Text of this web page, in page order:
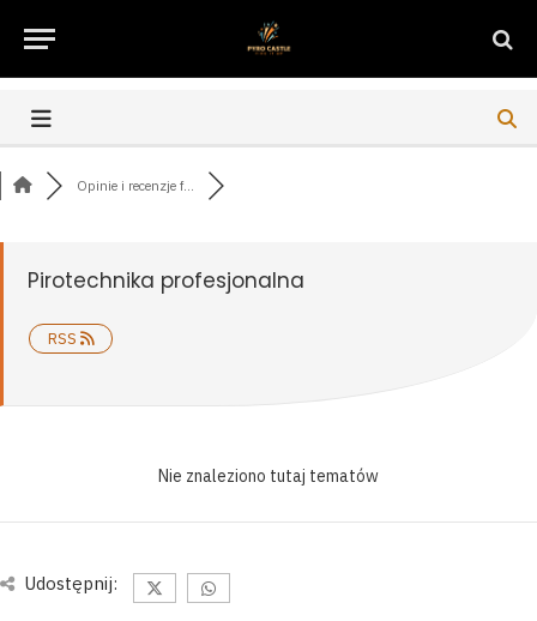
Opinie i recenzje f...
Pirotechnika profesjonalna
RSS
Nie znaleziono tutaj tematów
Udostępnij: